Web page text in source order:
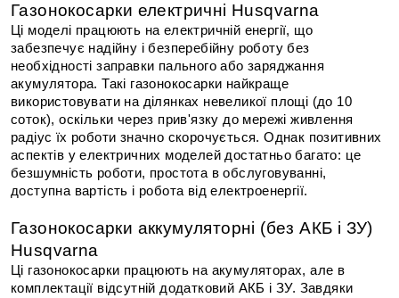
Газонокосарки електричні Husqvarna
Ці моделі працюють на електричній енергії, що
забезпечує надійну і безперебійну роботу без
необхідності заправки пального або заряджання
акумулятора. Такі газонокосарки найкраще
використовувати на ділянках невеликої площі (до 10
соток), оскільки через прив'язку до мережі живлення
радіус їх роботи значно скорочується. Однак позитивних
аспектів у електричних моделей достатньо багато: це
безшумність роботи, простота в обслуговуванні,
доступна вартість і робота від електроенергії.
Газонокосарки аккумуляторні (без АКБ і ЗУ)
Husqvarna
Ці газонокосарки працюють на акумуляторах, але в
комплектації відсутній додатковий АКБ і ЗУ. Завдяки